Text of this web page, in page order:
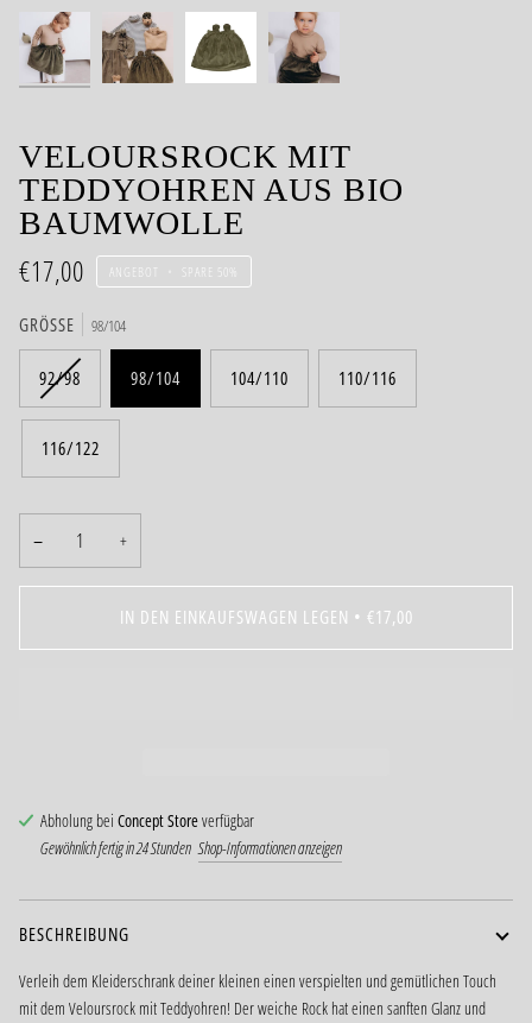
VELOURSROCK MIT
TEDDYOHREN AUS BIO
BAUMWOLLE
€17,00
ANGEBOT SPARE 50%
GRÖSSE 98/104
92/98 98/104 104/110 110/116
116/122
− +
IN DEN EINKAUFSWAGEN LEGEN • €17,00
Abholung bei Concept Storeverfügbar
Gewöhnlich fertig in 24 Stunden Shop-Informationen anzeigen
BESCHREIBUNG
Verleih dem Kleiderschrank deiner kleinen einen verspielten und gemütlichen Touch
mit dem Veloursrock mit Teddyohren! Der weiche Rock hat einen sanften Glanz und